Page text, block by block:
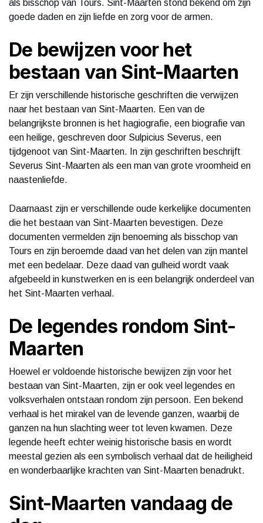
als bisschop van Tours. Sint-Maarten stond bekend om zijn
goede daden en zijn liefde en zorg voor de armen.
De bewijzen voor het
bestaan van Sint-Maarten
Er zijn verschillende historische geschriften die verwijzen
naar het bestaan van Sint-Maarten. Een van de
belangrijkste bronnen is het hagiografie, een biografie van
een heilige, geschreven door Sulpicius Severus, een
tijdgenoot van Sint-Maarten. In zijn geschriften beschrijft
Severus Sint-Maarten als een man van grote vroomheid en
naastenliefde.
Daarnaast zijn er verschillende oude kerkelijke documenten
die het bestaan van Sint-Maarten bevestigen. Deze
documenten vermelden zijn benoeming als bisschop van
Tours en zijn beroemde daad van het delen van zijn mantel
met een bedelaar. Deze daad van gulheid wordt vaak
afgebeeld in kunstwerken en is een belangrijk onderdeel van
het Sint-Maarten verhaal.
De legendes rondom Sint-
Maarten
Hoewel er voldoende historische bewijzen zijn voor het
bestaan van Sint-Maarten, zijn er ook veel legendes en
volksverhalen ontstaan rondom zijn persoon. Een bekend
verhaal is het mirakel van de levende ganzen, waarbij de
ganzen na hun slachting weer tot leven kwamen. Deze
legende heeft echter weinig historische basis en wordt
meestal gezien als een symbolisch verhaal dat de heiligheid
en wonderbaarlijke krachten van Sint-Maarten benadrukt.
Sint-Maarten vandaag de